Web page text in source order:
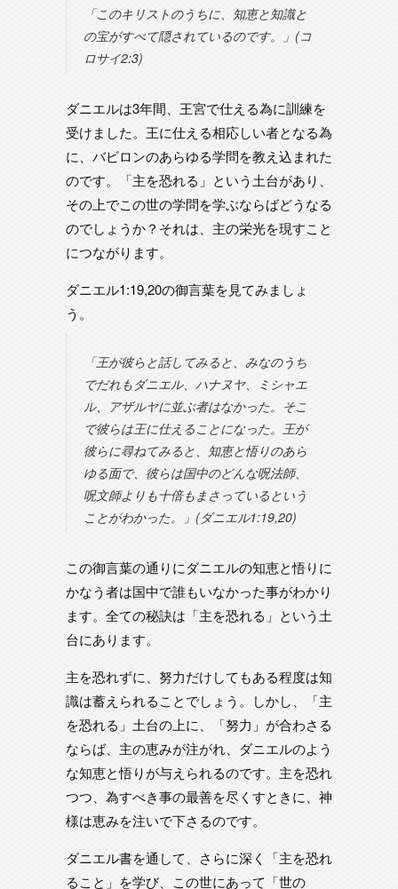
「このキリストのうちに、知恵と知識と
の宝がすべて隠されているのです。」(コ
ロサイ2:3)
ダニエルは3年間、王宮で仕える為に訓練を
受けました。王に仕える相応しい者となる為
に、バビロンのあらゆる学問を教え込まれた
のです。「主を恐れる」という土台があり、
その上でこの世の学問を学ぶならばどうなる
のでしょうか？それは、主の栄光を現すこと
につながります。
ダニエル1:19,20の御言葉を見てみましょ
う。
「王が彼らと話してみると、みなのうち
でだれもダニエル、ハナヌヤ、ミシャエ
ル、アザルヤに並ぶ者はなかった。そこ
で彼らは王に仕えることになった。王が
彼らに尋ねてみると、知恵と悟りのあら
ゆる面で、彼らは国中のどんな呪法師、
呪文師よりも十倍もまさっているという
ことがわかった。」(ダニエル1:19,20)
この御言葉の通りにダニエルの知恵と悟りに
かなう者は国中で誰もいなかった事がわかり
ます。全ての秘訣は「主を恐れる」という土
台にあります。
主を恐れずに、努力だけしてもある程度は知
識は蓄えられることでしょう。しかし、「主
を恐れる」土台の上に、「努力」が合わさる
ならば、主の恵みが注がれ、ダニエルのよう
な知恵と悟りが与えられるのです。主を恐れ
つつ、為すべき事の最善を尽くすときに、神
様は恵みを注いで下さるのです。
ダニエル書を通して、さらに深く「主を恐れ
ること」を学び、この世にあって「世の